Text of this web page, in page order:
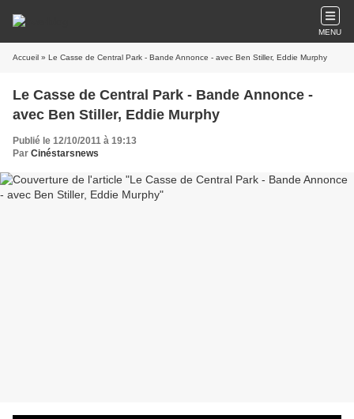
MENU
Accueil » Le Casse de Central Park - Bande Annonce - avec Ben Stiller, Eddie Murphy
Le Casse de Central Park - Bande Annonce -
avec Ben Stiller, Eddie Murphy
Publié le 12/10/2011 à 19:13
Par Cinéstarsnews